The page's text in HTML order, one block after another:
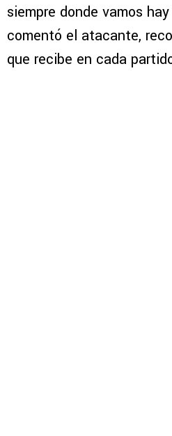
siempre donde vamos
comentó el atacante,
que recibe en cada